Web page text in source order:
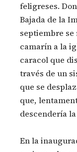
feligreses.
Bajada de la
septiembre
camarín a la
caracol que
través de un
que se
que,
descendería
En la